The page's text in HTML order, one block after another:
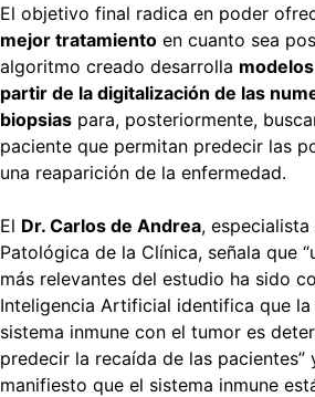
El objetivo final radica en poder
mejor tratamiento en cuanto sea
algoritmo creado desarrolla
partir de la digitalización de las
biopsias para, posteriormente,
paciente que permitan predecir las
una reaparición de la enfermedad.
El Dr. Carlos de Andrea,
Patológica de la Clínica, señala que
más relevantes del estudio ha sido
Inteligencia Artificial identifica que
sistema inmune con el tumor es
predecir la recaída de las pacientes”
manifiesto que el sistema inmune